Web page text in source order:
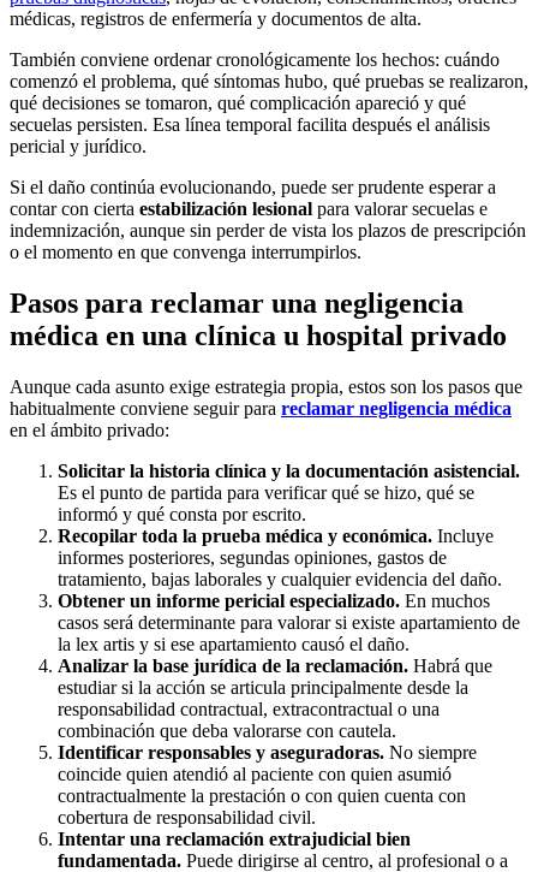
médicas, registros de enfermería y documentos de alta.
También conviene ordenar cronológicamente los hechos: cuándo
comenzó el problema, qué síntomas hubo, qué pruebas se realizaron,
qué decisiones se tomaron, qué complicación apareció y qué
secuelas persisten. Esa línea temporal facilita después el análisis
pericial y jurídico.
Si el daño continúa evolucionando, puede ser prudente esperar a
contar con cierta estabilización lesional para valorar secuelas e
indemnización, aunque sin perder de vista los plazos de prescripción
o el momento en que convenga interrumpirlos.
Pasos para reclamar una negligencia
médica en una clínica u hospital privado
Aunque cada asunto exige estrategia propia, estos son los pasos que
habitualmente conviene seguir para reclamar negligencia médica
en el ámbito privado:
Solicitar la historia clínica y la documentación asistencial.
Es el punto de partida para verificar qué se hizo, qué se
informó y qué consta por escrito.
Recopilar toda la prueba médica y económica. Incluye
informes posteriores, segundas opiniones, gastos de
tratamiento, bajas laborales y cualquier evidencia del daño.
Obtener un informe pericial especializado. En muchos
casos será determinante para valorar si existe apartamiento de
la lex artis y si ese apartamiento causó el daño.
Analizar la base jurídica de la reclamación. Habrá que
estudiar si la acción se articula principalmente desde la
responsabilidad contractual, extracontractual o una
combinación que deba valorarse con cautela.
Identificar responsables y aseguradoras. No siempre
coincide quien atendió al paciente con quien asumió
contractualmente la prestación o con quien cuenta con
cobertura de responsabilidad civil.
Intentar una reclamación extrajudicial bien
fundamentada. Puede dirigirse al centro, al profesional o a